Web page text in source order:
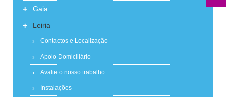
+ Gaia
+ Leiria
Contactos e Localização
Apoio Domiciliário
Avalie o nosso trabalho
Instalações